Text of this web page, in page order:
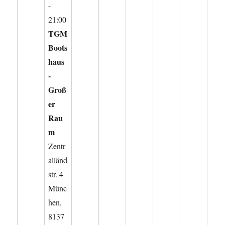
-
21:00
TGM
Boots
haus
-
Groß
er
Rau
m
Zentr
alländ
str. 4
Münc
hen,
8137